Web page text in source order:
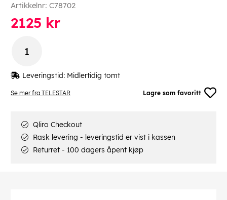
Se mer fra TELESTAR Lagre som favoritt
Artikkelnr: C78702
2125 kr
Leveringstid: Midlertidig tomt
Qliro Checkout
Rask levering - leveringstid er vist i kassen
Returret - 100 dagers åpent kjøp